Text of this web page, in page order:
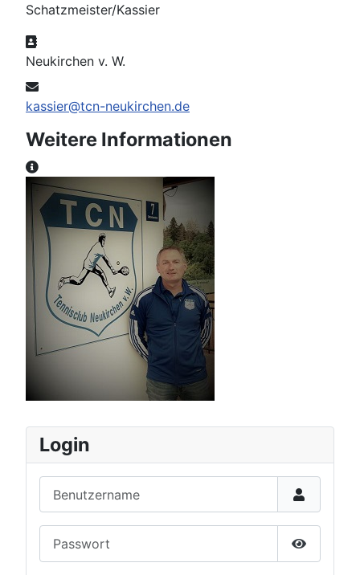
Schatzmeister/Kassier
Adresse
Neukirchen v. W.
E-Mail
kassier@tcn-neukirchen.de
Weitere Informationen
Weitere Informationen
Login
Passwort